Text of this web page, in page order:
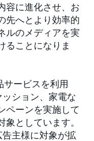
容に進化させ、お
先へとより効率的
ルのメディアを実
ることになりま
サービスを利用
ション、家電な
ペーンを実施して
としています。
主様に対象が拡